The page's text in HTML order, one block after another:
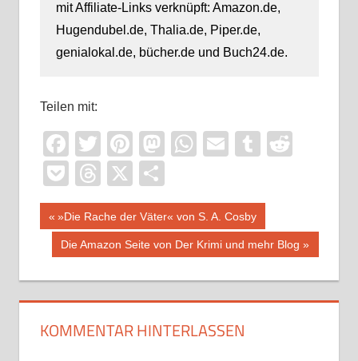
mit Affiliate-Links verknüpft: Amazon.de,
Hugendubel.de, Thalia.de, Piper.de,
genialokal.de, bücher.de und Buch24.de.
Teilen mit:
Facebook
TwitterPinterest
Mastodon
WhatsApp
EmailTumblr
PocketThreads
X
Beitragsnavigation
Vorheriger
Beitrag:
»Die Rache der Väter« von S. A. Cosby
Nächster
Die Amazon Seite von Der Krimi und mehr Blog
KOMMENTAR HINTERLASSEN